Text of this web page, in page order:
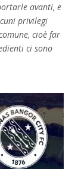
avanti, e
privilegi
cioè far
ci sono